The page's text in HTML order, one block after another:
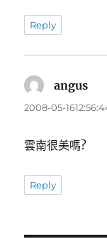
Reply
angus
示:
2008-05-
雲南很美嗎?
Reply